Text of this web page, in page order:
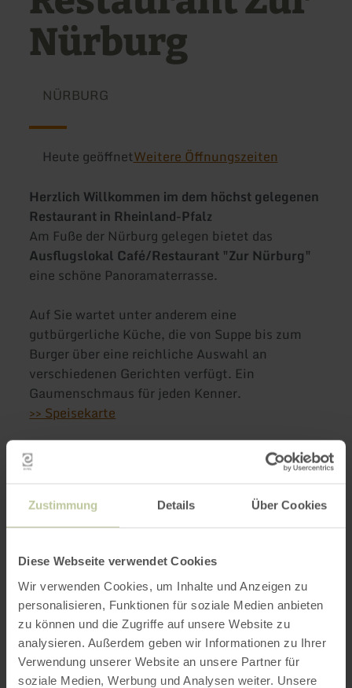
Zustimmung Details Über Cookies
Diese Webseite verwendet Cookies
Wir verwenden Cookies, um Inhalte und Anzeigen zu
personalisieren, Funktionen für soziale Medien anbieten
zu können und die Zugriffe auf unsere Website zu
analysieren. Außerdem geben wir Informationen zu Ihrer
Verwendung unserer Website an unsere Partner für
soziale Medien, Werbung und Analysen weiter. Unsere
Nürburg
NÜRBURG
Heute geöffnetWeitere Öffnungszeiten
Herzlich Willkommen im dem höchst gelegenen
Restaurant in Rheinland-Pfalz
Am Fuße der Nürburg gelegen bietet das
Ausflugslokal Café/Restaurant "Zur Nürburg"
eine schöne Panoramaterrasse.
Auf Sie wartet unter anderem eine
gutbürgerliche Küche, die von Suppe bis zum
Burger über eine reichliche Auswahl an
verschiedenen Gerichten verfügt. Ein
Gaumenschmaus für jeden Kenner.
>> Speisekarte
Weitere Infos
Öffnungszeiten
Merkmale / Besonderheiten
Kategorien